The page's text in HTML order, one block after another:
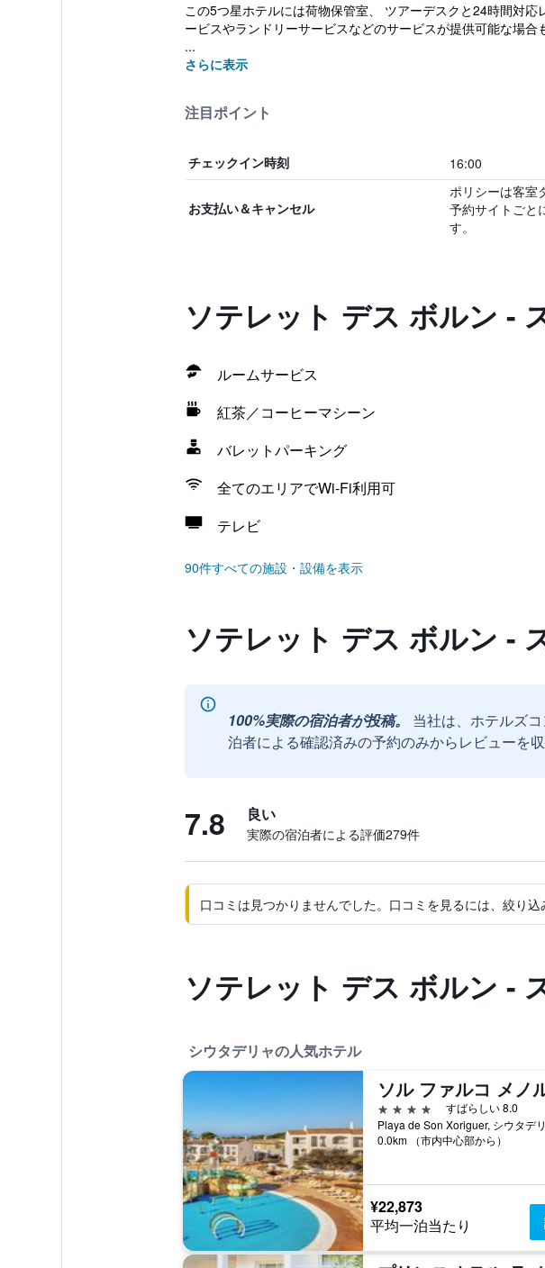
この5つ星ホテルには荷物保管室、 ツアーデスクと24時間対
ービスやランドリーサービスなどのサービスが提供可能な場合
...
さらに表示
注目ポイント
チェックイン時刻 16:00
お支払い＆キャンセル
ポリシーは客室
予約サイトごと
す。
ソテレット デス ボルン -
ルームサービス
紅茶／コーヒーマシーン
バレットパーキング
全てのエリアでWi-Fi利用可
テレビ
90件すべての施設・設備を表示
ソテレット デス ボルン -
100%実際の宿泊者が投稿。
当社は、ホテルズ
泊者による確認済みの予約のみからレビューを収
7.8 良い
実際の宿泊者による評価279​件
口コミは見つかりませんでした。口コミを見るには、絞り
ソテレット デス ボルン -
シウタデリャの人気ホテル
ソル ファルコ メノ
4つ星
すばらしい 8.0
0.0km （市内中心部から）
¥22,873
平均一泊当たり